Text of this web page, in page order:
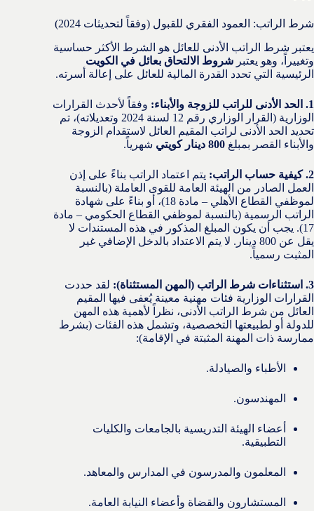
شرط الراتب: العمود الفقري للقبول (وفقاً لتحديثات 2024)
يعتبر شرط الراتب الأدنى للعائل هو الشرط الأكثر حساسية
وتغييراً، وهو يعتبر شروط الالتحاق بعائل في الكويت
الرئيسية التي تحدد القدرة المالية للعائل على إعالة أسرته.
1. الحد الأدنى للراتب للزوجة والأبناء:
وفقاً لأحدث القرارات
الوزارية (القرار الوزاري رقم 12 لسنة 2024 وتعديلاته)، تم
تحديد الحد الأدنى لراتب المقيم العائل لاستقدام الزوجة
والأبناء القصر بمبلغ 800 دينار كويتي شهرياً.
2. كيفية حساب الراتب:
يتم اعتماد الراتب بناءً على إذن
العمل الصادر من الهيئة العامة للقوى العاملة (بالنسبة
لموظفي القطاع الأهلي – مادة 18)، أو بناءً على شهادة
الراتب الرسمية (بالنسبة لموظفي القطاع الحكومي – مادة
17). يجب أن يكون المبلغ المذكور في هذه المستندات لا
يقل عن 800 دينار. لا يتم الاعتداد بالدخل الإضافي غير
المثبت رسمياً.
3. استثناءات شرط الراتب (المهن المستثناة):
لقد حددت
القرارات الوزارية فئات مهنية معينة يُعفى فيها المقيم
العائل من شرط الراتب الأدنى، نظراً لأهمية هذه المهن
للدولة أو لطبيعتها التخصصية، وتشمل هذه الفئات (بشرط
ممارسة ذات المهنة المثبتة في الإقامة):
الأطباء والصيادلة.
المهندسون.
أعضاء الهيئة التدريسية بالجامعات والكليات
التطبيقية.
المعلمون والمدرسون في المدارس والمعاهد.
المستشارون والقضاة وأعضاء النيابة العامة.